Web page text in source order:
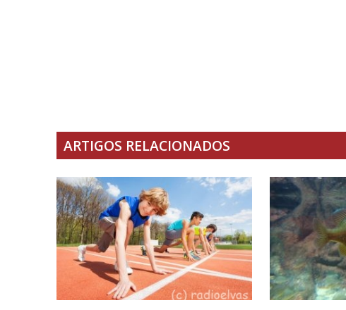
ARTIGOS RELACIONADOS